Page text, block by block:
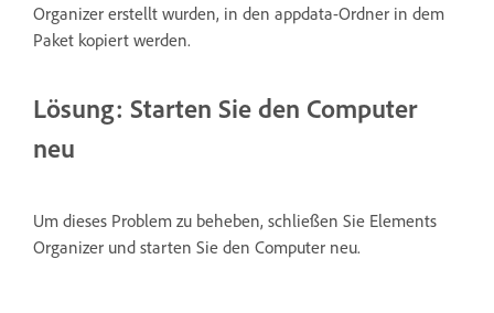
Organizer erstellt wurden, in den appdata-Ordner in dem
Paket kopiert werden.
Lösung: Starten Sie den Computer
neu
Um dieses Problem zu beheben, schließen Sie Elements
Organizer und starten Sie den Computer neu.